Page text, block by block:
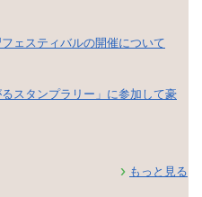
ェスティバルの開催について
スタンプラリー」に参加して豪
もっと見る